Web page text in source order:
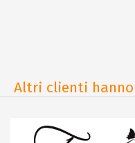
Altri clienti